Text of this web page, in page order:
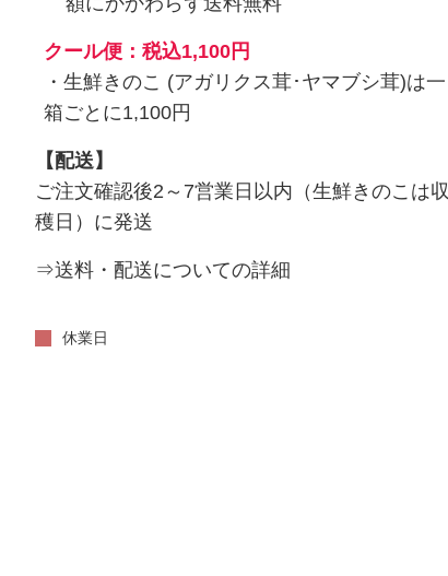
クール便：税込1,100円
・生鮮きのこ (アガリクス茸･ヤマブシ茸)は一
箱ごとに1,100円
【配送】
ご注文確認後2～7営業日以内（生鮮きのこは収
穫日）に発送
⇒送料・配送についての詳細
休業日